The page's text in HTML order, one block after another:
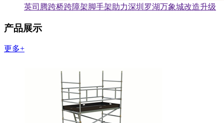
英司腾跨桥跨障架脚手架助力深圳罗湖万象城改造升级
产品展示
更多+